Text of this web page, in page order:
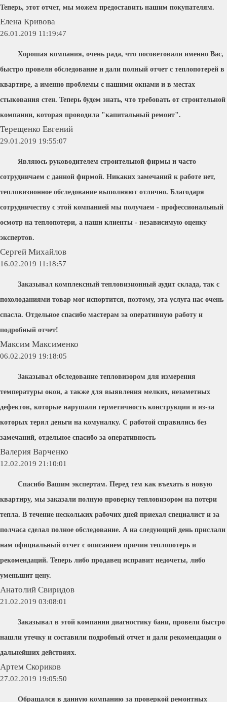
Теперь, этот отчет, мы можем предоставить нашим покупателям.
Елена Кривова
26.01.2019 11:19:47
Хорошая компания, очень рада, что посоветовали именно Вас,
быстро провели обследование и дали полный отчет с теплопотерей в
квартире, а именно проблемы с нашими окнами и в местах
стыкования стен. Теперь будем знать, что требовать от строительной
компании, которая проводила "капитальный ремонт".
Терещенко Евгений
29.01.2019 19:55:07
Являюсь руководителем строительной фирмы и часто
сотрудничаем с данной фирмой. Никаких замечаний к работе нет,
тепловизионное обследование выполняют отлично. Благодаря
сотрудничеству с этой компанией мы получаем - профессиональный
осмотр на теплопотери, а наши клиенты - независимую оценку
экспертов.
Сергей Михайлов
16.02.2019 11:18:57
Заказывал комплексный тепловизионный аудит склада, так с
похолоданиями товар мог испортится, поэтому, эта услуга нас очень
спасла. Отдельное спасибо мастерам за оперативную работу и
подробный отчет!
Максим Максименко
06.02.2019 19:18:05
Заказывал обследование тепловизором для измерения
температуры окон, а также для выявления мелких, незаметных
дефектов, которые нарушали герметичность конструкции и из-за
которых терял деньги на комуналку. С работой справились без
замечаний, отдельное спасибо за оперативность
Валерия Варченко
12.02.2019 21:10:01
Спасибо Вашим экспертам. Перед тем как въехать в новую
квартиру, мы заказали полную проверку тепловизором на потери
тепла. В течение нескольких рабочих дней приехал специалист и за
полчаса сделал полное обследование. А на следующий день прислали
нам официальный отчет с описанием причин теплопотерь и
рекомендаций. Теперь либо продавец исправит недочеты, либо
уменьшит цену.
Анатолий Свиридов
21.02.2019 03:08:01
Заказывал в этой компании диагностику бани, провели быстро
нашли утечку и составили подробный отчет и дали рекомендации о
дальнейших действиях.
Артем Скориков
27.02.2019 19:05:50
Обращался в данную компанию за проверкой ремонтных